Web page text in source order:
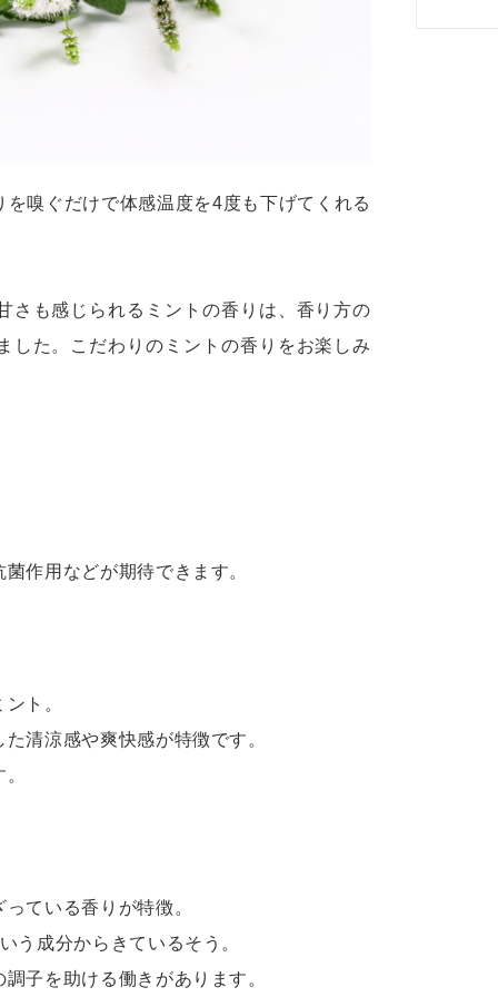
嗅ぐだけで体感温度を4度も下げてくれる
さも感じられるミントの香りは、香り方の
した。こだわりのミントの香りをお楽しみ
作用などが期待できます。
ト。
清涼感や爽快感が特徴です。
ている香りが特徴。
う成分からきているそう。
子を助ける働きがあります。